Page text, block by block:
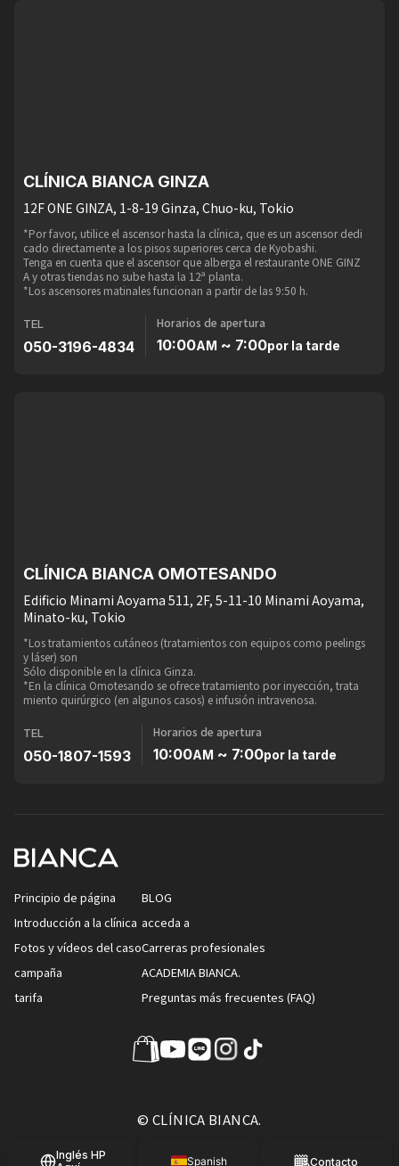
Inglés HP
Spanish Contacto
CLÍNICA BIANCA GINZA
12F ONE GINZA, 1-8-19 Ginza, Chuo-ku, Tokio
*Por favor, utilice el ascensor hasta la clínica, que es un ascensor dedi
cado directamente a los pisos superiores cerca de Kyobashi.
Tenga en cuenta que el ascensor que alberga el restaurante ONE GINZ
A y otras tiendas no sube hasta la 12ª planta.
*Los ascensores matinales funcionan a partir de las 9:50 h.
TEL
050-3196-4834
Horarios de apertura
10:00AM ~ 7:00por la tarde
CLÍNICA BIANCA OMOTESANDO
Edificio Minami Aoyama 511, 2F, 5-11-10 Minami Aoyama,
Minato-ku, Tokio
*Los tratamientos cutáneos (tratamientos con equipos como peelings
y láser) son
Sólo disponible en la clínica Ginza.
*En la clínica Omotesando se ofrece tratamiento por inyección, trata
miento quirúrgico (en algunos casos) e infusión intravenosa.
TEL
050-1807-1593
Horarios de apertura
10:00AM ~ 7:00por la tarde
Principio de página
Introducción a la clínica
Fotos y vídeos del caso
campaña
tarifa
BLOG
acceda a
Carreras profesionales
ACADEMIA BIANCA.
Preguntas más frecuentes (FAQ)
© CLÍNICA BIANCA.